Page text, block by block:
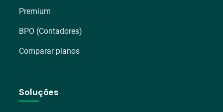
Premium
BPO (Contadores)
Comparar planos
Soluções